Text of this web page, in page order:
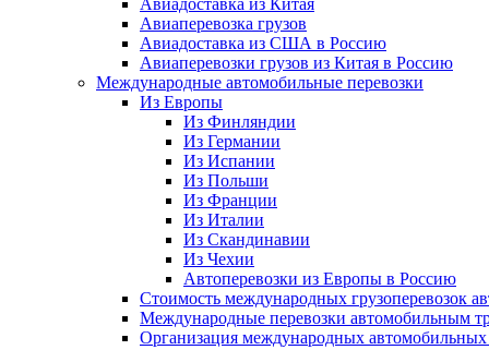
Авиадоставка из Китая
Авиаперевозка грузов
Авиадоставка из США в Россию
Авиаперевозки грузов из Китая в Россию
Международные автомобильные перевозки
Из Европы
Из Финляндии
Из Германии
Из Испании
Из Польши
Из Франции
Из Италии
Из Скандинавии
Из Чехии
Автоперевозки из Европы в Россию
Стоимость международных грузоперевозок
Международные перевозки автомобильным
Организация международных автомобильных